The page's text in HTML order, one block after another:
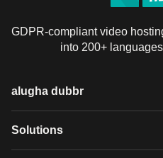
GDPR-compliant video
into 200+
alugha dubbr
Overview
Solutions